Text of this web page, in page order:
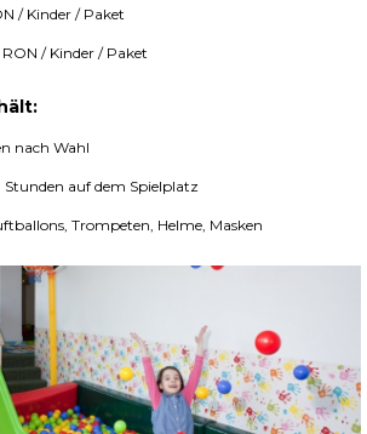
/ Kinder / Paket
/ Kinder / Paket
nach Wahl
auf dem Spielplatz
Trompeten, Helme, Masken